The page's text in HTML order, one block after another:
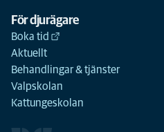
För djurägare
Boka tid
Aktuellt
Behandlingar & tjänster
Valpskolan
Kattungeskolan